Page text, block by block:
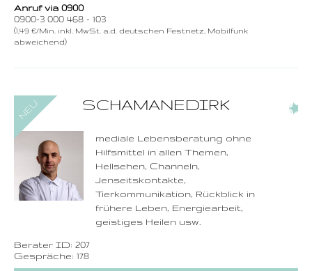
Anruf via 0900
0900-3 000 468 - 103
(1,49 €/Min. inkl. MwSt. a.d. deutschen Festnetz, Mobilfunk
abweichend)
SCHAMANEDIRK (2)
mediale Lebensberatung ohne
Hilfsmittel in allen Themen,
Hellsehen, Channeln,
Jenseitskontakte,
Tierkommunikation, Rückblick in
frühere Leben, Energiearbeit,
geistiges Heilen usw.
Berater ID: 207
Gespräche: 178
0900-3 000 468 - 207
1,49 €/Min. inkl. MwSt.
Wählen Sie diese
Rufnummer inklusive
Zurück